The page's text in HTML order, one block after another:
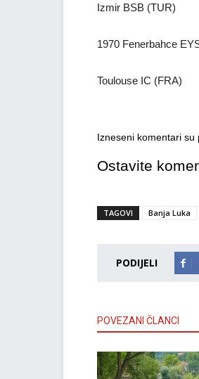
Izmir BSB (TUR)
1970 Fenerbahce
Toulouse IC (FRA)
Izneseni komentari su
Ostavite
TAGOVI Banja Luka
PODIJELI
POVEZANI ČLANCI